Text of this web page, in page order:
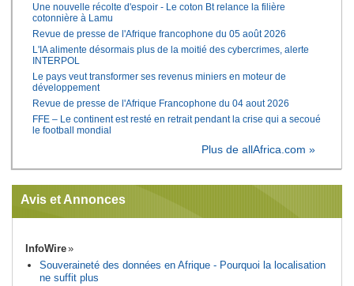
Une nouvelle récolte d'espoir - Le coton Bt relance la filière
cotonnière à Lamu
Revue de presse de l'Afrique francophone du 05 août 2026
L'IA alimente désormais plus de la moitié des cybercrimes, alerte
INTERPOL
Le pays veut transformer ses revenus miniers en moteur de
développement
Revue de presse de l'Afrique Francophone du 04 aout 2026
FFE – Le continent est resté en retrait pendant la crise qui a secoué
le football mondial
Plus de allAfrica.com »
Avis et Annonces
InfoWire
Souveraineté des données en Afrique - Pourquoi la localisation
ne suffit plus